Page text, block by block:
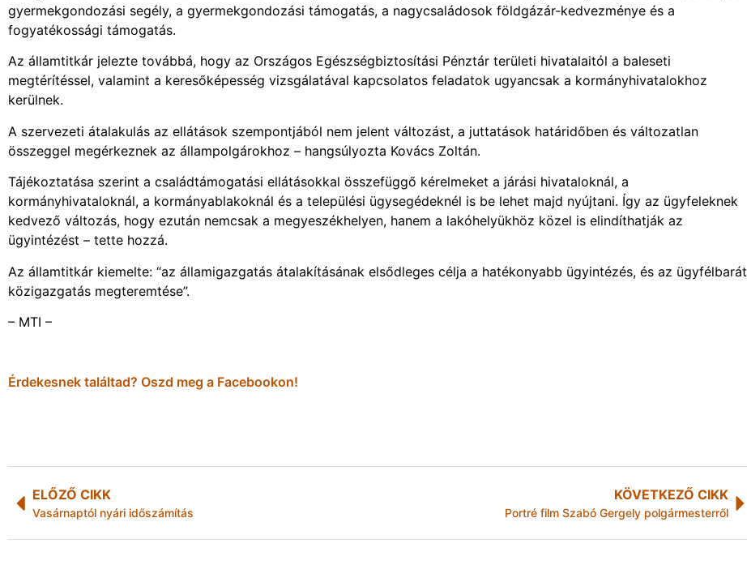
gyermekgondozási segély, a gyermekgondozási támogatás, a nagycsaládosok földgázár-kedvezménye és a
fogyatékossági támogatás.
Az államtitkár jelezte továbbá, hogy az Országos Egészségbiztosítási Pénztár területi hivatalaitól a baleseti
megtérítéssel, valamint a keresőképesség vizsgálatával kapcsolatos feladatok ugyancsak a kormányhivatalokhoz
kerülnek.
A szervezeti átalakulás az ellátások szempontjából nem jelent változást, a juttatások határidőben és változatlan
összeggel megérkeznek az állampolgárokhoz – hangsúlyozta Kovács Zoltán.
Tájékoztatása szerint a családtámogatási ellátásokkal összefüggő kérelmeket a járási hivataloknál, a
kormányhivataloknál, a kormányablakoknál és a települési ügysegédeknél is be lehet majd nyújtani. Így az ügyfeleknek
kedvező változás, hogy ezután nemcsak a megyeszékhelyen, hanem a lakóhelyükhöz közel is elindíthatják az
ügyintézést – tette hozzá.
Az államtitkár kiemelte: “az államigazgatás átalakításának elsődleges célja a hatékonyabb ügyintézés, és az ügyfélbarát
közigazgatás megteremtése”.
– MTI –
Érdekesnek találtad? Oszd meg a Facebookon!
ELŐZŐ CIKK
Vasárnaptól nyári időszámítás
KÖVETKEZŐ CIKK
Portré film Szabó Gergely polgármesterről